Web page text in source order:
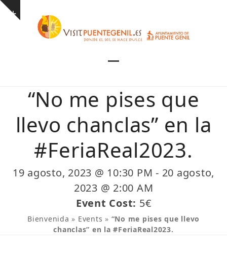
Skip
Show
mobile
menu
mobile
menu
“No me pises que
llevo chanclas” en la
#FeriaReal2023.
19 agosto, 2023 @ 10:30 PM - 20 agosto,
2023 @ 2:00 AM
Event Cost: 5€
Bienvenida » Events » “No me pises que llevo
chanclas” en la #FeriaReal2023.